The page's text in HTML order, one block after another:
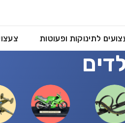
לתינוקות ופעוטות